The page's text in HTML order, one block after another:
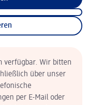
verfügbar. Wir bitten
über unser
per E-Mail oder